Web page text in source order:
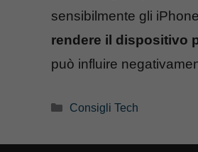
sensibilmente gli
rendere il dispositivo
può influire
Categorie
Consigli Tech